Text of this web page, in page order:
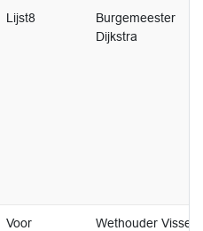
Lijst8
Burgemeester
Dijkstra
Voor
Wethouder Visser